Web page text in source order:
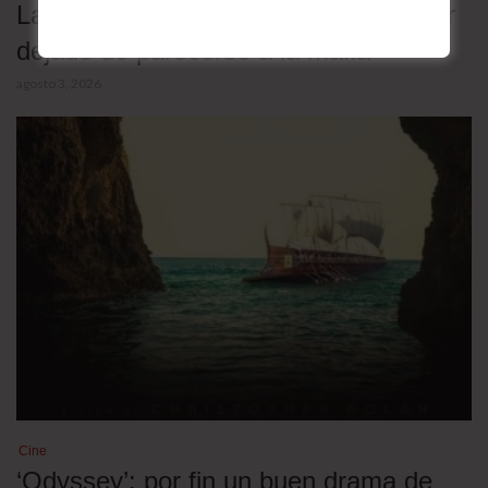
La mayor victoria de la mafia es haber
dejado de parecerse a la mafia
Cine
‘Odyssey’: por fin un buen drama de